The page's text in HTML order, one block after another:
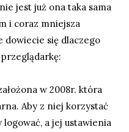
jest już ona taka sama
i coraz mniejsza
dowiecie się dlaczego
w 2008r. która
Aby z niej korzystać
a jej ustawienia